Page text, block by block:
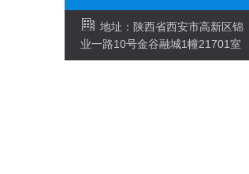
地址：陕西省西安市高新区锦
业一路10号金谷融城1幢21701室